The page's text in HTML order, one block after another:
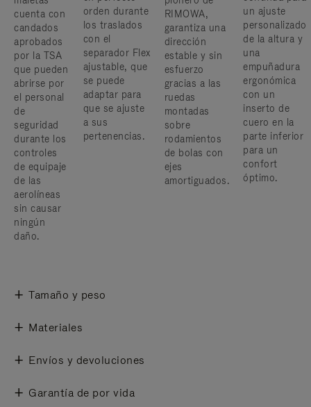
cuenta con
candados
aprobados
por la TSA
que pueden
abrirse por
el personal
de
seguridad
durante los
controles
de equipaje
de las
aerolíneas
sin causar
ningún
daño.
orden durante
los traslados
con el
separador Flex
ajustable, que
se puede
adaptar para
que se ajuste
a sus
pertenencias.
RIMOWA,
garantiza una
dirección
estable y sin
esfuerzo
gracias a las
ruedas
montadas
sobre
rodamientos
de bolas con
ejes
amortiguados.
un ajuste
personalizado
de la altura y
una
empuñadura
ergonómica
con un
inserto de
cuero en la
parte inferior
para un
confort
óptimo.
Tamaño y peso
Materiales
Envíos y devoluciones
Garantía de por vida